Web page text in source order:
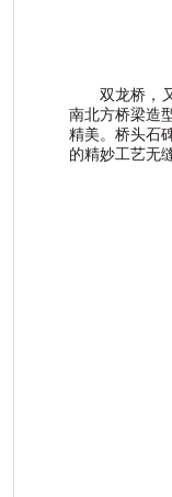
双龙桥，
南北方桥梁造
精美。桥头石
的精妙工艺无